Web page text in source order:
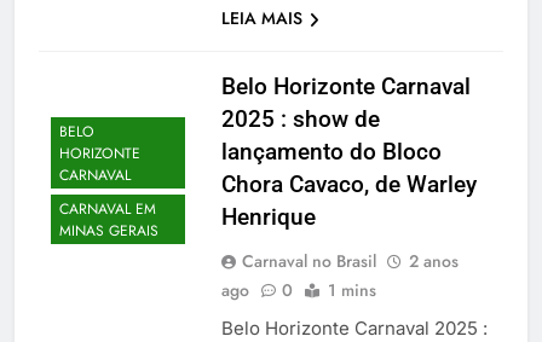
LEIA MAIS
BELO
HORIZONTE
CARNAVAL
CARNAVAL EM
MINAS GERAIS
Belo Horizonte Carnaval
2025 : show de
lançamento do Bloco
Chora Cavaco, de Warley
Henrique
Carnaval no Brasil
2 anos
ago
0 1 mins
Belo Horizonte Carnaval 2025 :